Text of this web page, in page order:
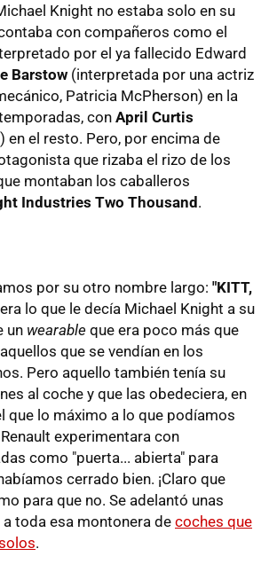
Knight no estaba solo en su
con compañeros como el
por el ya fallecido Edward
Barstow (interpretada por una actriz
Patricia McPherson) en la
con April Curtis
en el resto. Pero, por encima de
que rizaba el rizo de los
montaban los caballeros
Industries Two Thousand .
por su otro nombre largo: "KITT,
lo que le decía Michael Knight a su
un wearable que era poco más que
que se vendían en los
Pero aquello también tenía su
al coche y que las obedeciera, en
que lo máximo a lo que podíamos
experimentara con
como "puerta... abierta" para
cerrado bien. ¡Claro que
para que no. Se adelantó unas
toda esa montonera decoches que
.